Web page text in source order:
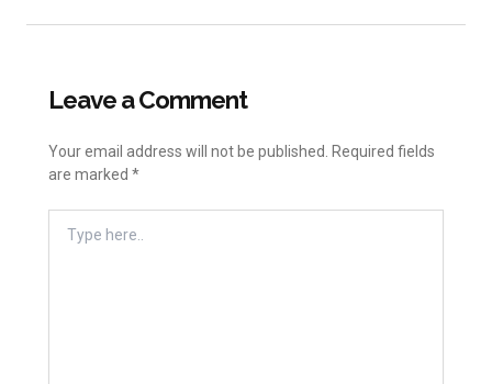
Leave a Comment
Your email address will not be published. Required fields
are marked *
Here..